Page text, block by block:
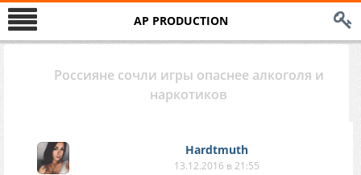
AP PRODUCTION
Россияне сочли игры опаснее алкоголя и
наркотиков
Hardtmuth
13.12.2016 в 21:55